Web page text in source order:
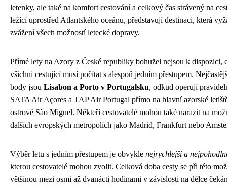
letenky, ale také na komfort cestování a celkový čas strávený na
ležící uprostřed Atlantského oceánu, představují destinaci, která
zvážení všech možností letecké dopravy.
Přímé lety na Azory z České republiky bohužel nejsou k dispozici,
všichni cestující musí počítat s alespoň jedním přestupem.
body jsou Lisabon a Porto v Portugalsku, odkud operují
SATA Air Açores a TAP Air Portugal přímo na hlavní azorské
ostrově São Miguel. Někteří cestovatelé mohou také narazit na
dalších evropských metropolích jako Madrid, Frankfurt nebo
Výběr letu s jedním přestupem je obvykle nejrychlejší a
kterou cestovatelé mohou zvolit. Celková doba cesty se při této
většinou mezi osmi až dvanácti hodinami v závislosti na délce